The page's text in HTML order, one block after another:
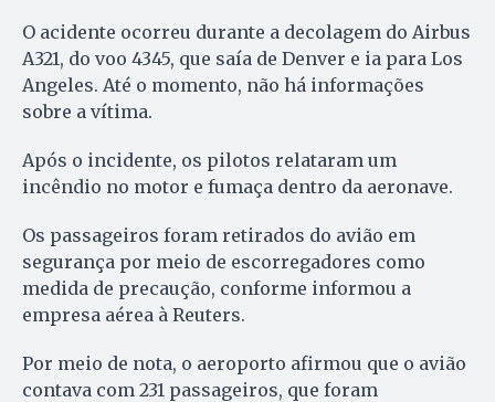
O acidente ocorreu durante a decolagem do Airbus
A321, do voo 4345, que saía de Denver e ia para Los
Angeles. Até o momento, não há informações
sobre a vítima.
Após o incidente, os pilotos relataram um
incêndio no motor e fumaça dentro da aeronave.
Os passageiros foram retirados do avião em
segurança por meio de escorregadores como
medida de precaução, conforme informou a
empresa aérea à Reuters.
Por meio de nota, o aeroporto afirmou que o avião
contava com 231 passageiros, que foram